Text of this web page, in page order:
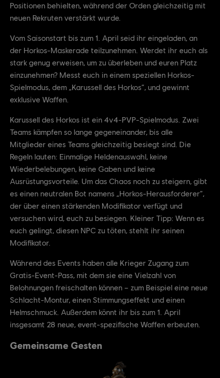
Positionen behielten, während der Orden gleichzeitig mit
neuen Rekruten verstärkt wurde.
Vom Saisonstart bis zum 1. April seid ihr eingeladen, an
der Horkos-Maskerade teilzunehmen. Werdet ihr euch als
stark genug erweisen, um zu überleben und euren Platz
einzunehmen? Messt euch in einem speziellen Horkos-
Spielmodus, dem „Karussell des Horkos“, und gewinnt
exklusive Waffen.
Karussell des Horkos ist ein 4v4-PVP-Spielmodus. Zwei
Teams kämpfen so lange gegeneinander, bis alle
Mitglieder eines Teams gleichzeitig besiegt sind. Die
Regeln lauten: Einmalige Heldenauswahl, keine
Wiederbelebungen, keine Gaben und keine
Ausrüstungsvorteile. Um das Chaos noch zu steigern, gibt
es einen neutralen Bot namens „Horkos-Herausforderer“,
der über einen stärkenden Modifikator verfügt und
versuchen wird, euch zu besiegen. Kleiner Tipp: Wenn es
euch gelingt, diesen NPC zu töten, stehlt ihr seinen
Modifikator.
Während des Events haben alle Krieger Zugang zum
Gratis-Event-Pass, mit dem sie eine Vielzahl von
Belohnungen freischalten können – zum Beispiel eine neue
Schlacht-Montur, einen Stimmungseffekt und einen
Helmschmuck. Außerdem könnt ihr bis zum 1. April
insgesamt 28 neue, event-spezifische Waffen erbeuten.
Gemeinsame Gesten